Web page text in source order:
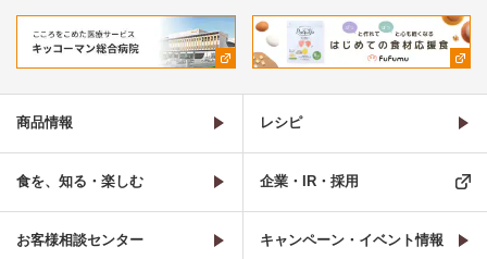
商品情報 レシピ
食を、知る・楽しむ 企業・IR・採用
お客様相談センター キャンペーン・イベント情報